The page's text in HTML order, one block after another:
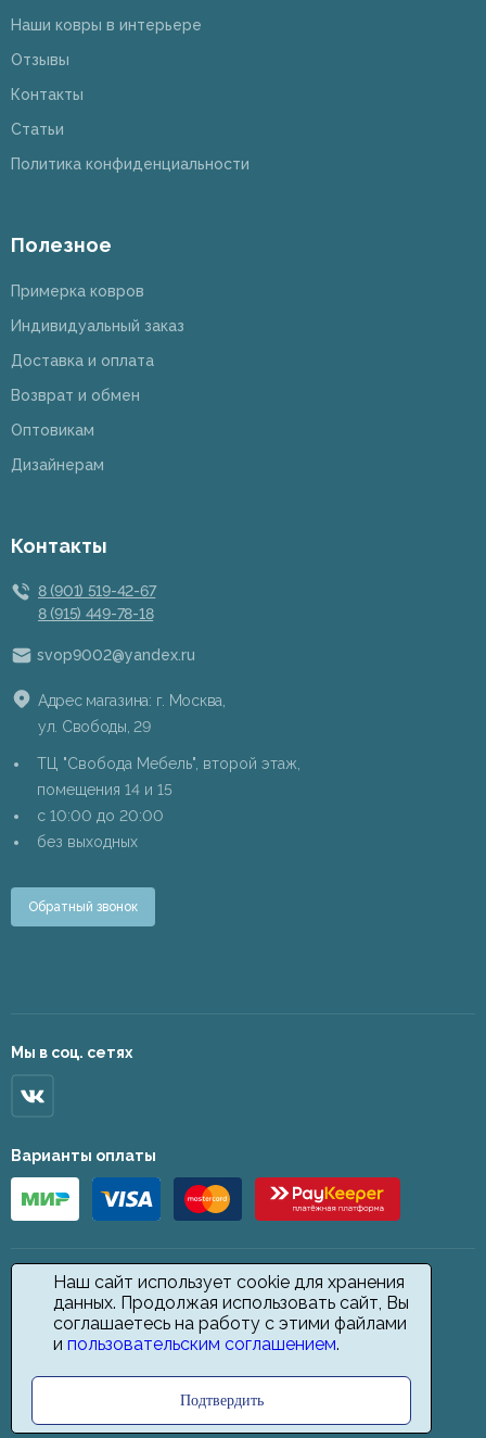
Наш сайт использует cookie для хранения
данных. Продолжая использовать сайт, Вы
соглашаетесь на работу с этими файлами
и пользовательским соглашением.
Подтвердить
Наши ковры в интерьере
Отзывы
Контакты
Статьи
Политика конфиденциальности
Полезное
Примерка ковров
Индивидуальный заказ
Доставка и оплата
Возврат и обмен
Оптовикам
Дизайнерам
Контакты
8 (901) 519-42-67
8 (915) 449-78-18
svop9002@yandex.ru
Адрес магазина: г. Москва,
ул. Свободы, 29
ТЦ "Свобода Мебель", второй этаж,
помещения 14 и 15
c 10:00 до 20:00
без выходных
Обратный звонок
Мы в соц. сетях
Варианты оплаты
2026 © Star Carpet. ИП Кодиров Д. О., ИНН 361605146148. Все права